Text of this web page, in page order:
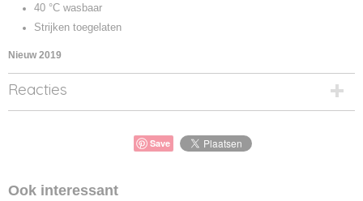
40 °C wasbaar
Strijken toegelaten
Nieuw 2019
Reacties
Save
Ook interessant